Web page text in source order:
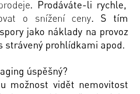
. Prodáváte-li rychle,
o snížení ceny. S tím
jako náklady na provoz
strávený prohlídkami apod.
úspěšný?
možnost vidět nemovitost